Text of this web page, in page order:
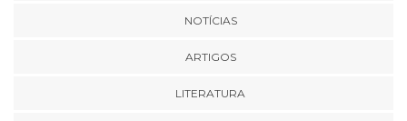
NOTÍCIAS
ARTIGOS
LITERATURA